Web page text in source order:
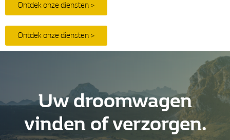
Contact
Ontdek onze diensten >
Ontdek onze diensten >
Uw droomwagen
vinden of verzorgen.